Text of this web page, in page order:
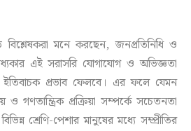
বিশ্লেষকরা মনে করছেন, জনপ্রতিনিধি ও
এই সরাসরি যোগাযোগ ও অভিজ্ঞতা
প্রভাব ফেলবে। এর ফলে যেমন
ও গণতান্ত্রিক প্রক্রিয়া সম্পর্কে সচেতনতা
শ্রেণি-পেশার মানুষের মধ্যে সম্প্রীতির